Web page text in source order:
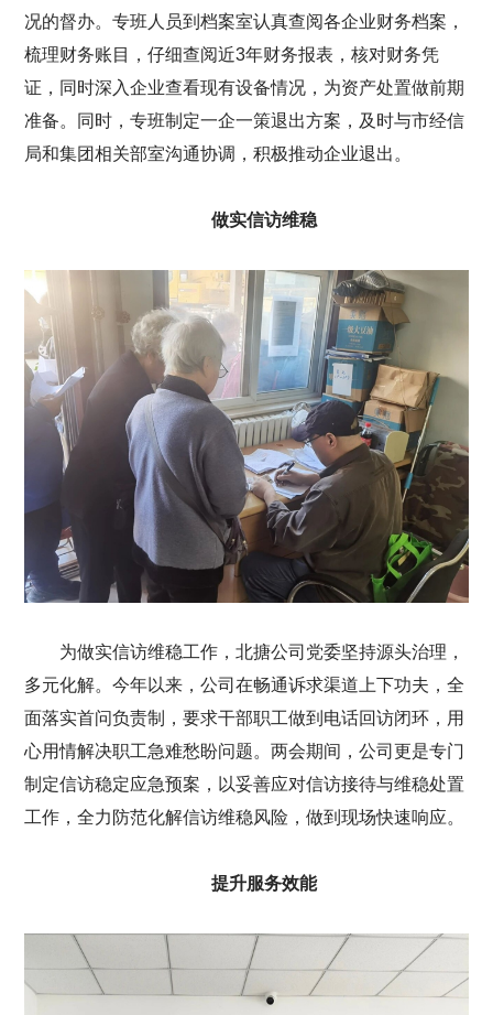
况的督办。专班人员到档案室认真查阅各企业财务档案，
梳理财务账目，仔细查阅近3年财务报表，核对财务凭
证，同时深入企业查看现有设备情况，为资产处置做前期
准备。同时，专班制定一企一策退出方案，及时与市经信
局和集团相关部室沟通协调，积极推动企业退出。
做实信访维稳
为做实信访维稳工作，北搪公司党委坚持源头治理，
多元化解。今年以来，公司在畅通诉求渠道上下功夫，全
面落实首问负责制，要求干部职工做到电话回访闭环，用
心用情解决职工急难愁盼问题。两会期间，公司更是专门
制定信访稳定应急预案，以妥善应对信访接待与维稳处置
工作，全力防范化解信访维稳风险，做到现场快速响应。
提升服务效能